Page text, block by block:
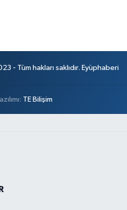
- Tüm hakları saklıdır. Eyüphaberi
TE Bilişim